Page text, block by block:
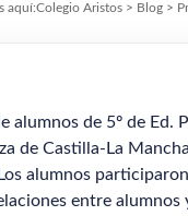
aquí:Colegio Aristos > Blog >
alumnos de 5º de Ed.
de Castilla-La
alumnos
entre alumnos